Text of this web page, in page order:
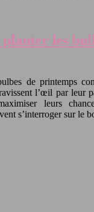
les
de printemps
l’œil par leur
leurs
s’interroger sur le